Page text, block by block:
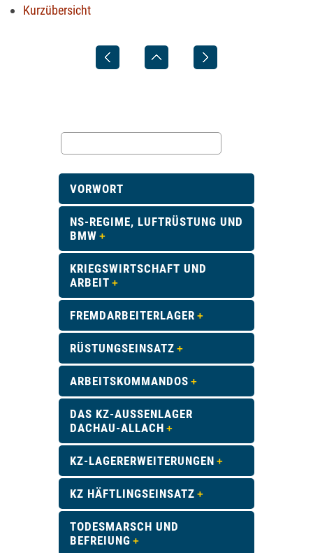
Kurzübersicht
VORWORT
NS-REGIME, LUFTRÜSTUNG UND
BMW
KRIEGSWIRTSCHAFT UND
ARBEIT
FREMDARBEITERLAGER
RÜSTUNGSEINSATZ
ARBEITSKOMMANDOS
DAS KZ-AUSSENLAGER D
ACHAU-ALLACH
KZ-LAGERERWEITERUNGEN
KZ HÄFTLINGSEINSATZ
TODESMARSCH UND
BEFREIUNG